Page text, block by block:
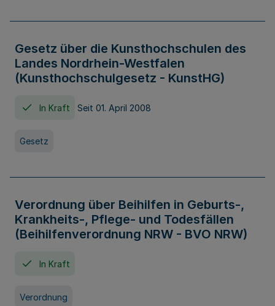
Gesetz über die Kunsthochschulen des
Landes Nordrhein-Westfalen
(Kunsthochschulgesetz - KunstHG)
In Kraft Seit 01. April 2008
Gesetz
Verordnung über Beihilfen in Geburts-,
Krankheits-, Pflege- und Todesfällen
(Beihilfenverordnung NRW - BVO NRW)
In Kraft
Verordnung